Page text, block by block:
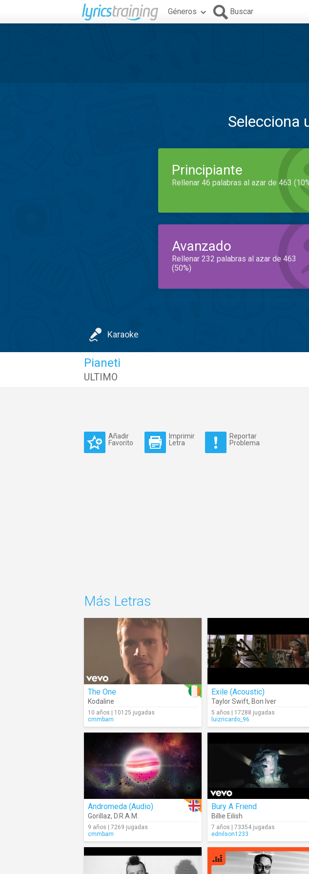
Géneros Buscar
Selecciona
Principiante
Rellenar 46 palabras al azar de 463
Avanzado
Rellenar 232 palabras al azar de 463
(50%)
Karaoke
Pianeti
ULTIMO
Añadir
Favorito
Imprimir
Letra
Reportar
Problema
Más Letras
The One
Kodaline
10 años | 10125 jugadas
cmmbarn
Exile (Acoustic)
Taylor Swift, Bon Iver
5 años | 17288 jugadas
luizricardo_96
Andromeda (Audio)
Gorillaz, D.R.A.M.
9 años | 7269 jugadas
cmmbarn
Bury A Friend
Billie Eilish
7 años | 73354 jugadas
ednilson1233